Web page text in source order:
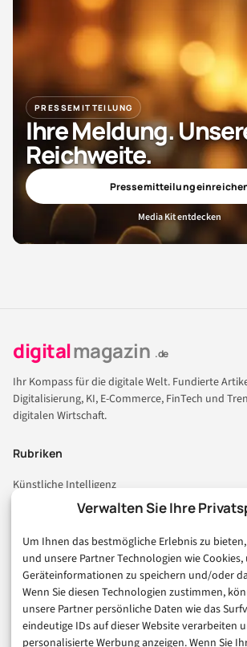
Verwalten Sie Ihre
Um Ihnen das bestmögliche Erlebnis zu
und unsere Partner Technologien wie Cookies,
Geräteinformationen zu speichern und/oder
Wenn Sie diesen Technologien zustimmen,
unsere Partner persönliche Daten wie das
eindeutige IDs auf dieser Website verarbeiten
personalisierte Werbung anzeigen. Wenn Sie
PRESSEMITTEILUNG
Ihre Meldung.
Reichweite.
Pressemitteilung
Media Kit entdecken
digitalmagazin .de
Ihr Kompass für die digitale Welt. Fundierte
Digitalisierung, KI, E-Commerce, FinTech und
digitalen Wirtschaft.
Rubriken
Künstliche Intelligenz
Technologie & IT
Consumer & Digital Life
Marketing
Finanzen & FinTech
Business & Karriere
Sicherheit & Recht